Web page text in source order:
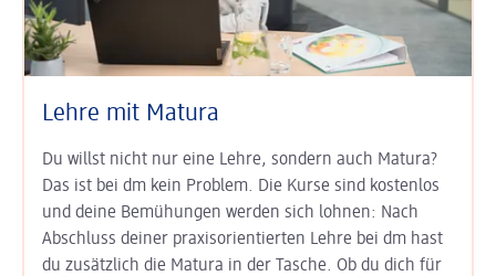
Lehre mit Matura
Du willst nicht nur eine Lehre, sondern auch Matura?
Das ist bei dm kein Problem. Die Kurse sind kostenlos
und deine Bemühungen werden sich lohnen: Nach
Abschluss deiner praxisorientierten Lehre bei dm hast
du zusätzlich die Matura in der Tasche. Ob du dich für